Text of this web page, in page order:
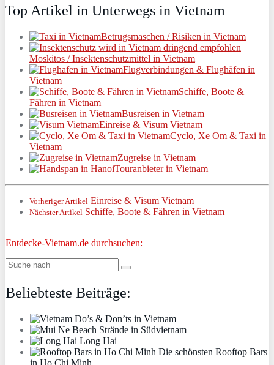
Top Artikel in Unterwegs in Vietnam
Betrugsmaschen / Risiken in Vietnam
Moskitos / Insektenschutzmittel in Vietnam
Flugverbindungen & Flughäfen in
Vietnam
Schiffe, Boote &
Fähren in Vietnam
Busreisen in Vietnam
Einreise & Visum Vietnam
Cyclo, Xe Om & Taxi in
Vietnam
Zugreise in Vietnam
Touranbieter in Vietnam
Vorheriger Artikel Einreise & Visum Vietnam
Nächster Artikel Schiffe, Boote & Fähren in Vietnam
Entdecke-Vietnam.de durchsuchen:
Beliebteste Beiträge:
Do’s & Don’ts in Vietnam
Strände in Südvietnam
Long Hai
Die schönsten Rooftop Bars
in Ho Chi Minh